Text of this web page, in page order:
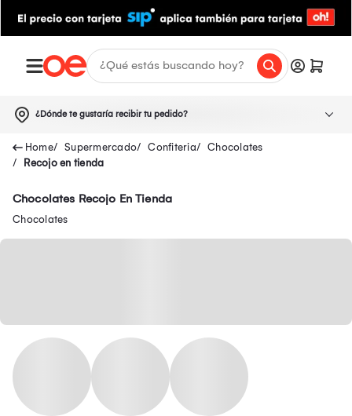
¿Dónde te gustaría recibir tu pedido?
Supermercado Confiteria
Chocolates
Recojo en tienda
Chocolates Recojo En Tienda
Chocolates